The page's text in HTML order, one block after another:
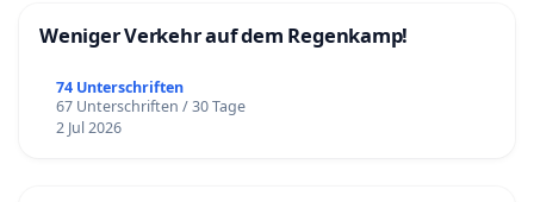
Weniger Verkehr auf dem Regenkamp!
74 Unterschriften
67 Unterschriften / 30 Tage
2 Jul 2026